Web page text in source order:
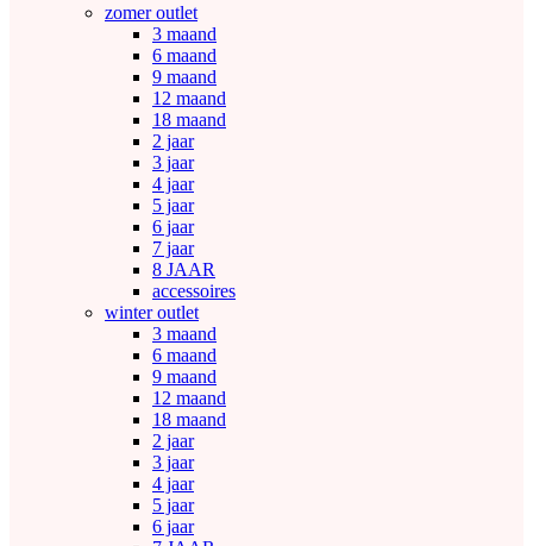
zomer outlet
3 maand
6 maand
9 maand
12 maand
18 maand
2 jaar
3 jaar
4 jaar
5 jaar
6 jaar
7 jaar
8 JAAR
accessoires
winter outlet
3 maand
6 maand
9 maand
12 maand
18 maand
2 jaar
3 jaar
4 jaar
5 jaar
6 jaar